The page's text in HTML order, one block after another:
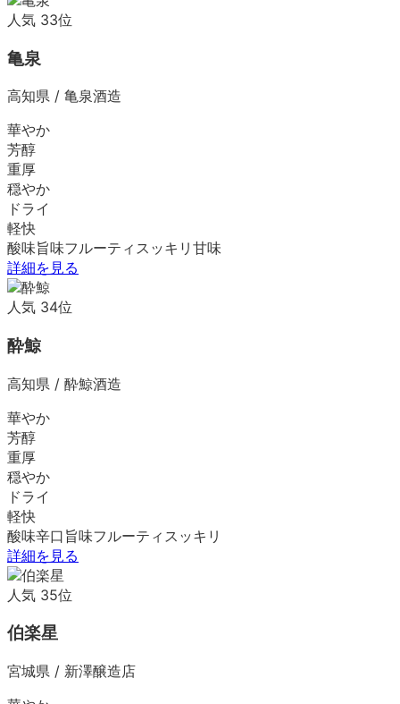
人気 33位
亀泉
高知県 / 亀泉酒造
華やか
芳醇
重厚
穏やか
ドライ
軽快
酸味旨味フルーティ スッキリ 甘味
詳細を見る
人気 34位
酔鯨
高知県 / 酔鯨酒造
華やか
芳醇
重厚
穏やか
ドライ
軽快
酸味辛口 旨味フルーティ スッキリ
詳細を見る
人気 35位
伯楽星
宮城県 / 新澤醸造店